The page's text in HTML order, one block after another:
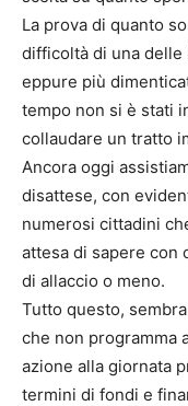
La prova di quanto
difficoltà di una delle
eppure più
tempo non si è stati
collaudare un tratto
Ancora oggi
disattese, con
numerosi cittadini
attesa di sapere con
di allaccio o meno.
Tutto questo,
che non programma
azione alla giornata
termini di fondi e